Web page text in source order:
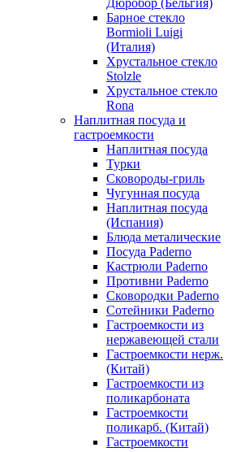
Барное стекло
Bormioli Luigi
(Италия)
Хрустальное стекло
Stolzle
Хрустальное стекло
Rona
Наплитная посуда и
гастроемкости
Наплитная посуда
Турки
Сковороды-гриль
Чугунная посуда
Наплитная посуда
(Испания)
Блюда металические
Посуда Paderno
Кастрюли Paderno
Противни Paderno
Сковородки Paderno
Сотейники Paderno
Гастроемкости из
нержавеющей стали
Гастроемкости нерж.
(Китай)
Гастроемкости из
поликарбоната
Гастроемкости
поликарб. (Китай)
Гастроемкости